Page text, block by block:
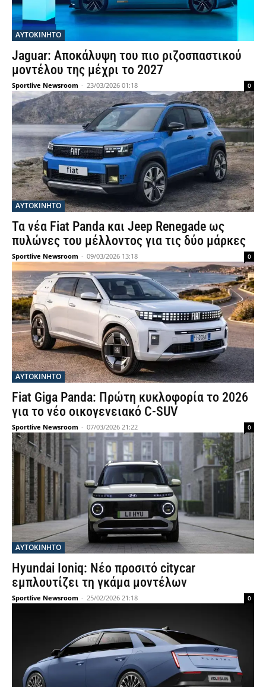
ΑΥΤΟΚΙΝΗΤΟ
Jaguar: Αποκάλυψη του πιο ριζοσπαστικού
μοντέλου της μέχρι το 2027
Sportlive Newsroom - 23/03/2026 01:18 0
ΑΥΤΟΚΙΝΗΤΟ
Τα νέα Fiat Panda και Jeep Renegade ως
πυλώνες του μέλλοντος για τις δύο μάρκες
Sportlive Newsroom - 09/03/2026 13:18 0
ΑΥΤΟΚΙΝΗΤΟ
Fiat Giga Panda: Πρώτη κυκλοφορία το 2026
για το νέο οικογενειακό C-SUV
Sportlive Newsroom - 07/03/2026 21:22 0
ΑΥΤΟΚΙΝΗΤΟ
Hyundai Ioniq: Νέο προσιτό citycar
εμπλουτίζει τη γκάμα μοντέλων
Sportlive Newsroom - 25/02/2026 21:18 0